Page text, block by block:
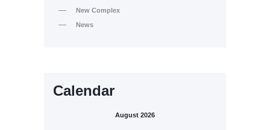
New Complex
News
Calendar
August 2026